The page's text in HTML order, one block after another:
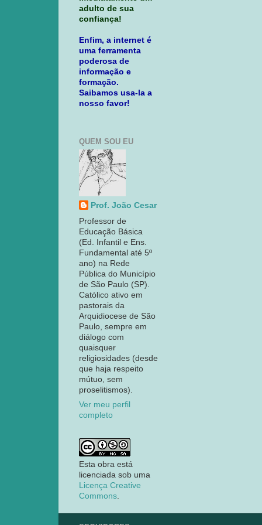
adulto de sua
confiança!
Enfim, a internet é
uma ferramenta
poderosa de
informação e
formação.
Saibamos usa-la a
nosso favor!
QUEM SOU EU
Prof. João Cesar
Professor de
Educação Básica
(Ed. Infantil e Ens.
Fundamental até 5º
ano) na Rede
Pública do Município
de São Paulo (SP).
Católico ativo em
pastorais da
Arquidiocese de São
Paulo, sempre em
diálogo com
quaisquer
religiosidades (desde
que haja respeito
mútuo, sem
proselitismos).
Ver meu perfil
completo
Esta obra está
licenciada sob uma
Licença Creative
Commons